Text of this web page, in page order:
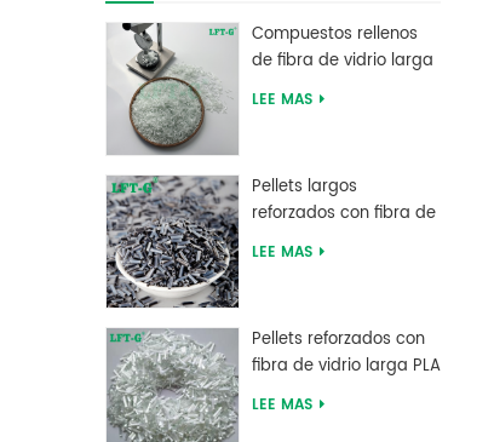
Compuestos rellenos
de fibra de vidrio larga
de tereftalato de
LEE MAS
Pellets largos
reforzados con fibra de
carbono de resina PEEK
LEE MAS
Pellets reforzados con
fibra de vidrio larga PLA
de ácido poliláctico de
LEE MAS